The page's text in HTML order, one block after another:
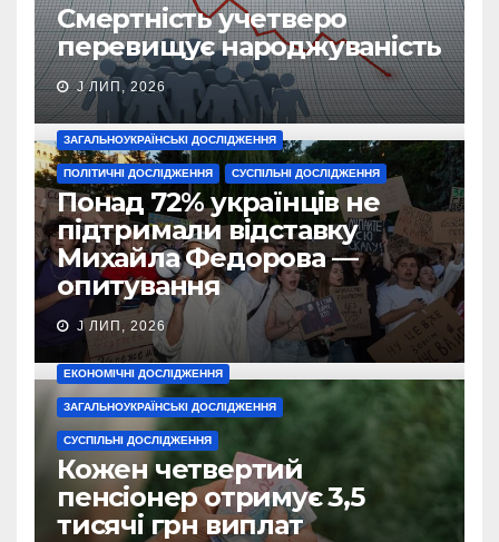
Смертність учетверо
перевищує народжуваність
J ЛИП, 2026
ЗАГАЛЬНОУКРАЇНСЬКІ ДОСЛІДЖЕННЯ
ПОЛІТИЧНІ ДОСЛІДЖЕННЯ СУСПІЛЬНІ ДОСЛІДЖЕННЯ
Понад 72% українців не
підтримали відставку
Михайла Федорова —
опитування
J ЛИП, 2026
ЕКОНОМІЧНІ ДОСЛІДЖЕННЯ
ЗАГАЛЬНОУКРАЇНСЬКІ ДОСЛІДЖЕННЯ
СУСПІЛЬНІ ДОСЛІДЖЕННЯ
Кожен четвертий
пенсіонер отримує 3,5
тисячі грн виплат